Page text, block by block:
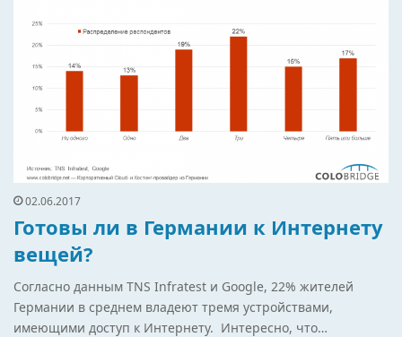
02.06.2017
Готовы ли в Германии к Интернету
вещей?
Согласно данным TNS Infratest и Google, 22% жителей
Германии в среднем владеют тремя устройствами,
имеющими доступ к Интернету. Интересно, что…